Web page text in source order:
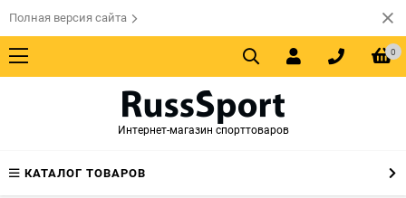
Полная версия сайта
0
Интернет-магазин спорттоваров
КАТАЛОГ ТОВАРОВ